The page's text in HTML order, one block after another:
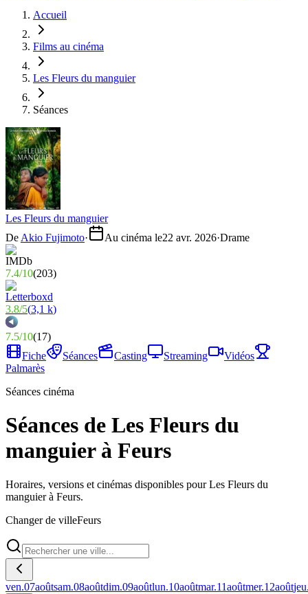
Accueil
Films au cinéma
Les Fleurs du manguier
Séances
Les Fleurs du manguier
De Akio Fujimoto· Au cinéma le22 avr. 2026·Drame
7.4/10(203)
3.8/5(3,1 k)
7.5/10(17)
Fiche
Séances Casting Streaming
Vidéos
Palmarès
Séances cinéma
Séances de Les Fleurs du
manguier à Feurs
Horaires, versions et cinémas disponibles pour Les Fleurs du
manguier à Feurs.
Changer de villeFeurs
ven.07aoûtsam.08aoûtdim.09aoûtlun.10aoûtmar.11aoûtmer.12août